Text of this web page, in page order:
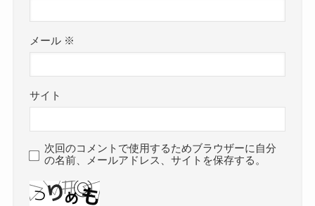
メール ※
サイト
次回のコメントで使用するためブラウザーに自分
の名前、メールアドレス、サイトを保存する。